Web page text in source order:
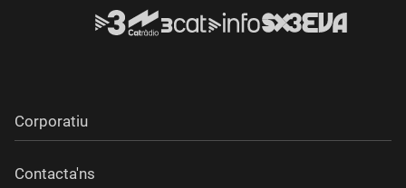
Corporatiu
Contacta'ns